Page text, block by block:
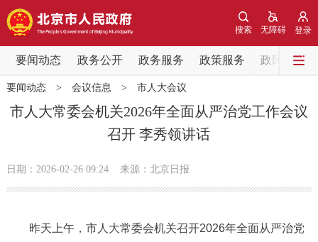
登录
无障碍
搜索
要闻动态 政务公开 政务服务 政策服务 政民互动
要闻动态
党中央精神 国务院信息
会议信息
要闻动态> 会议信息 > 市人大会议
市人大常委会机关2026年全面从严治党工作会议
召开 李秀领讲话
日期：2026-02-26 09:24 来源：北京日报
昨天上午，市人大常委会机关召开2026年全面从严治党